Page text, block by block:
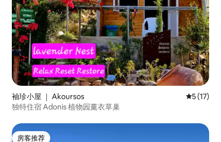
袖珍小屋 ｜ Akoursos 平均评分
5 (17)
独特住宿 Adonis 植物园薰衣草巢
房客推荐